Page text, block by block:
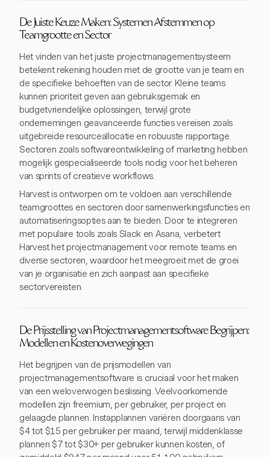
De Juiste Keuze Maken: Systemen Afstemmen op
Teamgrootte en Sector
Het vinden van het juiste projectmanagementsysteem
betekent rekening houden met de grootte van je team en
de specifieke behoeften van de sector. Kleine teams
kunnen prioriteit geven aan gebruiksgemak en
budgetvriendelijke oplossingen, terwijl grote
ondernemingen geavanceerde functies vereisen zoals
uitgebreide resourceallocatie en robuuste rapportage.
Sectoren zoals softwareontwikkeling of marketing hebben
mogelijk gespecialiseerde tools nodig voor het beheren
van sprints of creatieve workflows.
Harvest is ontworpen om te voldoen aan verschillende
teamgroottes en sectoren door samenwerkingsfuncties en
automatiseringsopties aan te bieden. Door te integreren
met populaire tools zoals Slack en Asana, verbetert
Harvest het projectmanagement voor remote teams en
diverse sectoren, waardoor het meegroeit met de groei
van je organisatie en zich aanpast aan specifieke
sectorvereisten.
De Prijsstelling van Projectmanagementsoftware Begrijpen:
Modellen en Kostenoverwegingen
Het begrijpen van de prijsmodellen van
projectmanagementsoftware is cruciaal voor het maken
van een weloverwogen beslissing. Veelvoorkomende
modellen zijn freemium, per gebruiker, per project en
gelaagde plannen. Instapplannen variëren doorgaans van
$4 tot $15 per gebruiker per maand, terwijl middenklasse
plannen $7 tot $30+ per gebruiker kunnen kosten, of